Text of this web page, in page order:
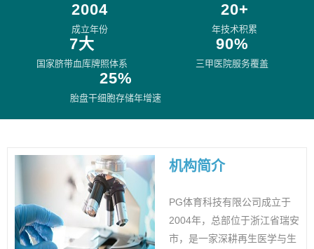
2004
成立年份
20+
年技术积累
7大
国家脐带血库牌照体系
90%
三甲医院服务覆盖
25%
胎盘干细胞存储年增速
机构简介
PG体育科技有限公司成立于
2004年，总部位于浙江省瑞安
市，是一家深耕再生医学与生